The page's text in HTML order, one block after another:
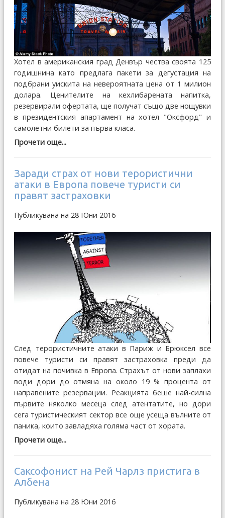
Хотел в американския град Денвър чества своята 125
годишнина като предлага пакети за дегустация на
подбрани уискита на невероятната цена от 1 милион
долара. Ценителите на кехлибарената напитка,
резервирали офертата, ще получат също две нощувки
в президентския апартамент на хотел "Оксфорд" и
самолетни билети за първа класа.
Прочети още...
Заради страх от нови терористични
атаки в Европа повече туристи си
правят застраховки
Публикувана на 28 Юни 2016
След терористичните атаки в Париж и Брюксел все
повече туристи си правят застраховка преди да
отидат на почивка в Европа. Страхът от нови заплахи
води дори до отмяна на около 19 % процента от
направените резервации. Реакцията беше най-силна
първите няколко месеца след атентатите, но дори
сега туристическият сектор все още усеща вълните от
паника, които завладяха голяма част от хората.
Прочети още...
Саксофонист на Рей Чарлз пристига в
Албена
Публикувана на 28 Юни 2016